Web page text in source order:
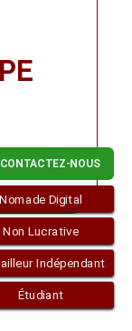
CONTACTEZ-NOUS
Nomade Digital
Non Lucrative
Indépendant
Étudiant